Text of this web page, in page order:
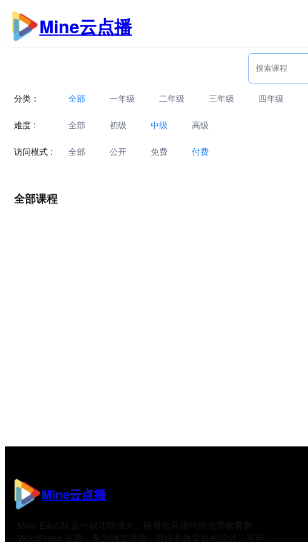
跳
至
内
Mine云点播
分类： 全部 一年级 二年级 三年级 四年级
难度 : 全部 初级 中级 高级
访问模式 : 全部 公开 免费 付费
全部课程
Mine云点播
Mine EduCN 是一款功能强大、轻量化且现代的免费教育类
WordPress 主题，专为独立讲师、教练和教育机构设计，可帮